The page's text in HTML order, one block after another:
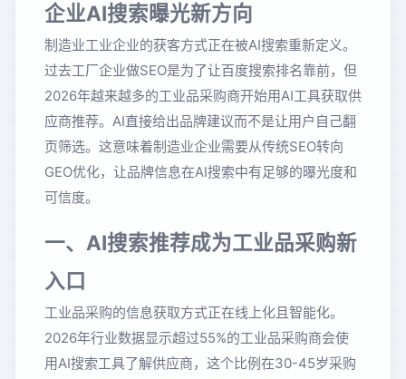
企业AI搜索曝光新方向
制造业工业企业的获客方式正在被AI搜索重新定义。
过去工厂企业做SEO是为了让百度搜索排名靠前，但
2026年越来越多的工业品采购商开始用AI工具获取供
应商推荐。AI直接给出品牌建议而不是让用户自己翻
页筛选。这意味着制造业企业需要从传统SEO转向
GEO优化，让品牌信息在AI搜索中有足够的曝光度和
可信度。
一、AI搜索推荐成为工业品采购新
入口
工业品采购的信息获取方式正在线上化且智能化。
2026年行业数据显示超过55%的工业品采购商会使
用AI搜索工具了解供应商，这个比例在30-45岁采购